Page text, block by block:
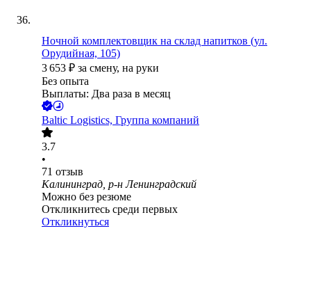
Ночной комплектовщик на склад напитков (ул.
Орудийная, 105)
3 653 ₽ за смену, на руки
Без опыта
Выплаты: Два раза в месяц
Baltic Logistics, Группа компаний
3.7
•
71 отзыв
Калининград, р-н Ленинградский
Можно без резюме
Откликнитесь среди первых
Откликнуться